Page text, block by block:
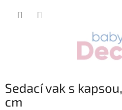
Sedací vak s
cm